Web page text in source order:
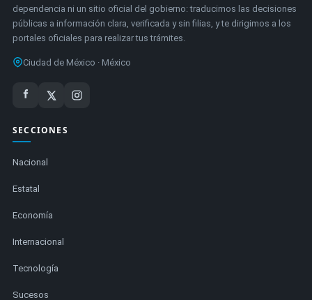
dependencia ni un sitio oficial del gobierno: traducimos las decisiones
públicas a información clara, verificada y sin filias, y te dirigimos a los
portales oficiales para realizar tus trámites.
Ciudad de México · México
SECCIONES
Nacional
Estatal
Economía
Internacional
Tecnología
Sucesos